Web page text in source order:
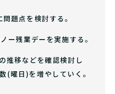
題点を検討する。
ー残業デーを実施する。
推移などを確認検討し
(曜日)を増やしていく。